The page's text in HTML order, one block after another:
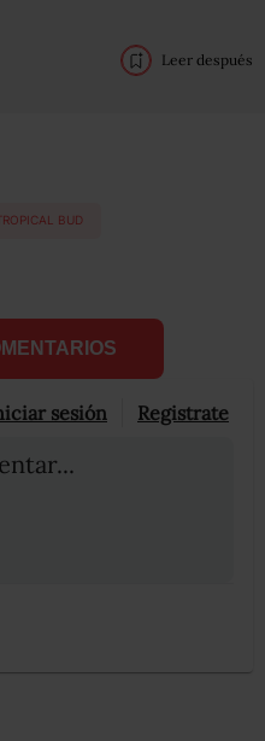
Leer después
BUD
sesión Registrate